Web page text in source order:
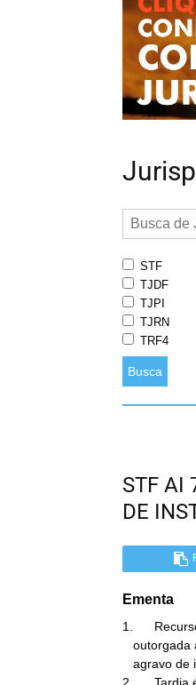
STF
TJDF
TJPI
TJRN
TRF4
Busca
STF AI
DE
Ementa
1.